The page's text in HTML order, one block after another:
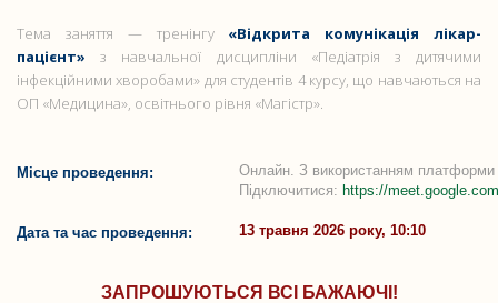
Тема заняття — тренінгу «Відкрита комунікація лікар-
пацієнт» з навчальної дисципліни «Педіатрія з дитячими
інфекційними хворобами» для студентів 4 курсу, що навчаються на
ОП «Медицина», освітнього рівня «Магістр».
Місце проведення:
Онлайн. З використанням платформи
Підключитися: https://
Дата та час проведення: 13 травня 2026 року, 10:10
ЗАПРОШУЮТЬСЯ ВСІ БАЖАЮЧІ!